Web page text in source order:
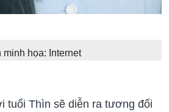
minh họa: Internet
tuổi Thìn sẽ diễn ra tương đối